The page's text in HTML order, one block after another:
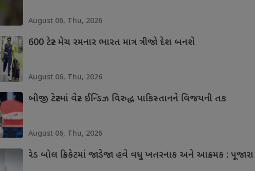
August 06, Thu, 2026
600 ટેસ્ટ મેચ રમનાર ભારત માત્ર ત્રીજો દેશ બનશે
August 06, Thu, 2026
બીજી ટેસ્ટમાં વેસ્ટ ઈન્ડિઝ વિરુદ્ધ પાકિસ્તાનને વિજયની તક
August 06, Thu, 2026
રેડ બોલ ક્રિકેટમાં જાડેજા હવે વધુ ખતરનાક અને આક્રમક : પૂજારા